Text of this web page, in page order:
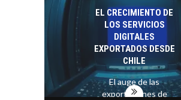
pymes en Chile:
alternativas que
trascienden el
crédito…
EL CRECIMIENTO DE
LOS SERVICIOS
DIGITALES
EXPORTADOS DESDE
CHILE
El auge de las
exportaciones de